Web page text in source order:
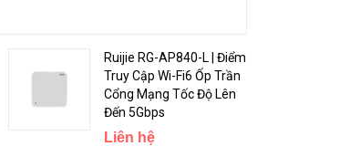
Ruijie RG-AP840-L | Điểm
Truy Cập Wi-Fi6 Ốp Trần
Cổng Mạng Tốc Độ Lên
Đến 5Gbps
Liên hệ